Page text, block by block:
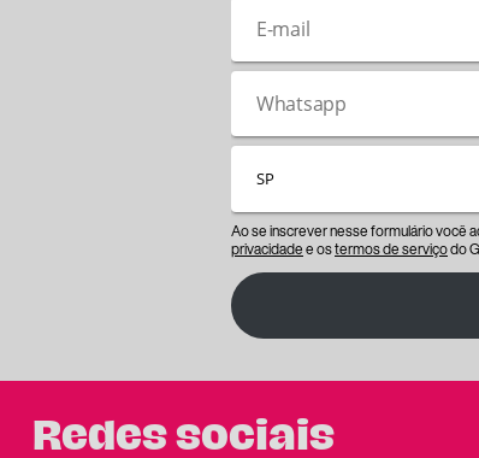
Ao se inscrever nesse formulário você
privacidadee ostermos de serviçodo
Redes sociais